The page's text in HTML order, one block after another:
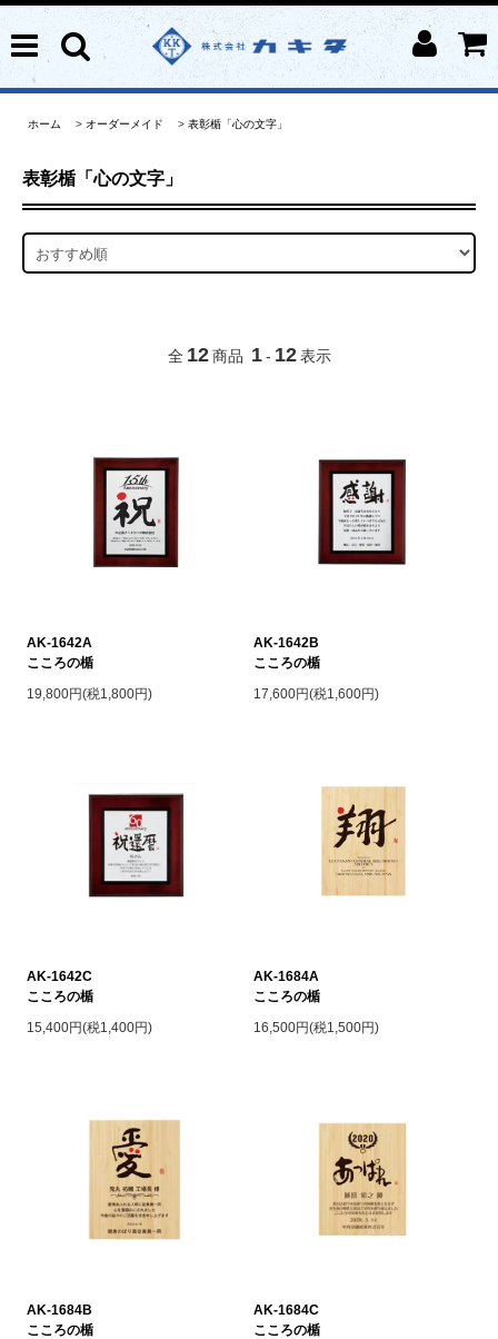
ホーム > オーダーメイド > 表彰楯「心の文字」
表彰楯「心の文字」
全 12 商品 1 - 12 表示
AK-1642A
こころの楯
19,800円(税1,800円)
AK-1642B
こころの楯
17,600円(税1,600円)
AK-1642C
こころの楯
15,400円(税1,400円)
AK-1684A
こころの楯
16,500円(税1,500円)
AK-1684B
こころの楯
AK-1684C
こころの楯